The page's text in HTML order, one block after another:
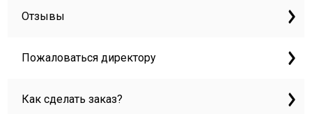
Отзывы
Пожаловаться директору
Как сделать заказ?